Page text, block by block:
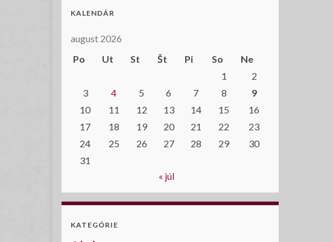
KALENDÁR
august 2026
Po
Ut St Št Pi So
Ne
1
2
3
4 5 6 7 8
9
10
11 12 13 14 15
16
17
18 19 20 21 22
23
24
25 26 27 28 29
30
31
« júl
KATEGÓRIE